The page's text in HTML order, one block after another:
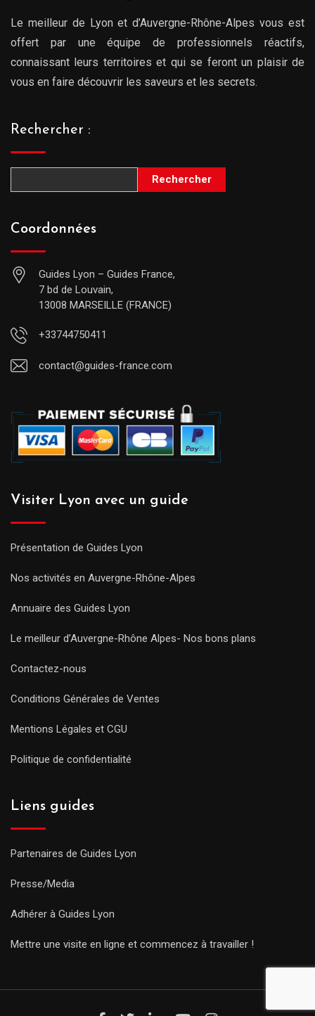
Le meilleur de Lyon et d’Auvergne-Rhône-Alpes vous est
offert par une équipe de professionnels réactifs,
connaissant leurs territoires et qui se feront un plaisir de
vous en faire découvrir les saveurs et les secrets.
Rechercher :
Rechercher
Coordonnées
Guides Lyon – Guides France,
7 bd de Louvain,
13008 MARSEILLE (FRANCE)
+33744750411
contact@guides-france.com
Visiter Lyon avec un guide
Présentation de Guides Lyon
Nos activités en Auvergne-Rhône-Alpes
Annuaire des Guides Lyon
Le meilleur d’Auvergne-Rhône Alpes- Nos bons plans
Contactez-nous
Conditions Générales de Ventes
Mentions Légales et CGU
Politique de confidentialité
Liens guides
Partenaires de Guides Lyon
Presse/Media
Adhérer à Guides Lyon
Mettre une visite en ligne et commencez à travailler !